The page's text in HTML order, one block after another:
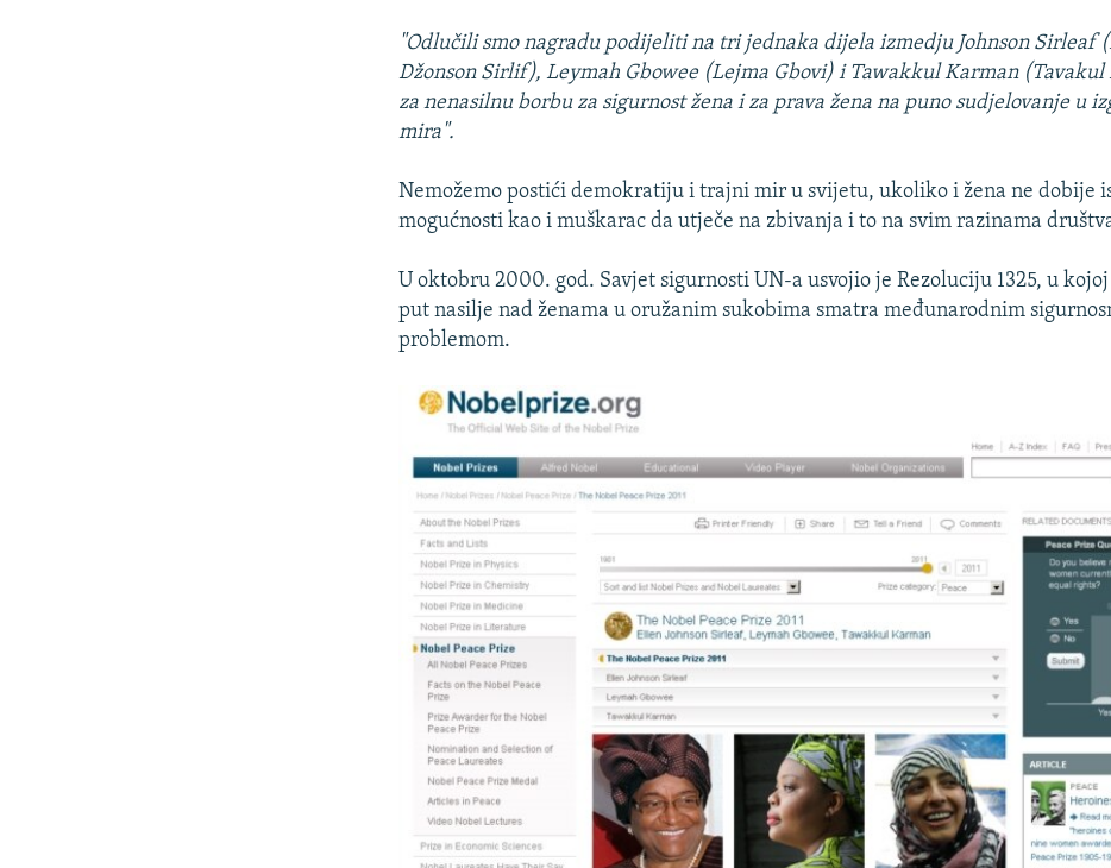
"Odlučili smo nagradu podijeliti na tri jednaka dijela izmedju Johnson Sirleaf
Džonson Sirlif), Leymah Gbowee (Lejma Gbovi) i Tawakkul Karman (Tavakul
za nenasilnu borbu za sigurnost žena i za prava žena na puno sudjelovanje u
mira".
Nemožemo postići demokratiju i trajni mir u svijetu, ukoliko i žena ne dobije
mogućnosti kao i muškarac da utječe na zbivanja i to na svim razinama
U oktobru 2000. god. Savjet sigurnosti UN-a usvojio je Rezoluciju 1325, u
put nasilje nad ženama u oružanim sukobima smatra međunarodnim
problemom.